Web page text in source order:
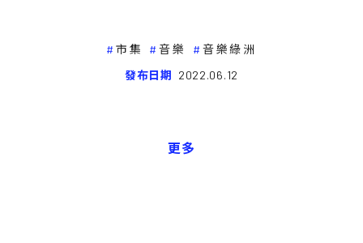
市集 音樂
音樂綠洲
發布日期 2022.06.12
更多